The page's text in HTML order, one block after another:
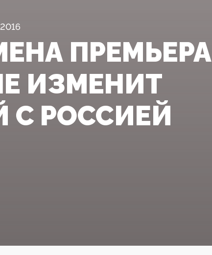
ПРЕМЬЕРА
ИЗМЕНИТ
РОССИЕЙ